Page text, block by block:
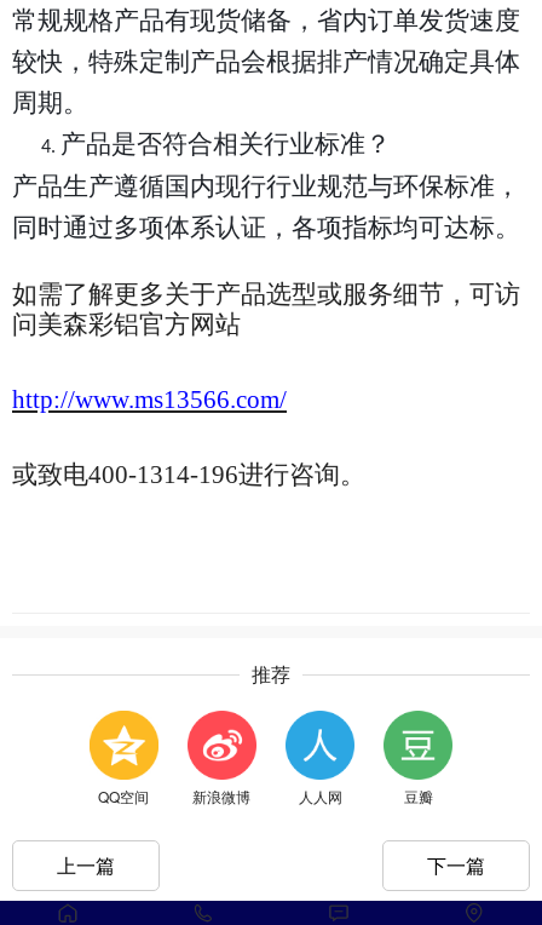
常规规格产品有现货储备，省内订单发货速度
较快，特殊定制产品会根据排产情况确定具体
周期。
4. 产品是否符合相关行业标准？
产品生产遵循国内现行行业规范与环保标准，
同时通过多项体系认证，各项指标均可达标。
如需了解更多关于产品选型或服务细节，可访
问美森彩铝官方网站
http://www.ms13566.com/
或致电400-1314-196进行咨询。
推荐
QQ空间 新浪微博 人人网 豆瓣
上一篇 下一篇